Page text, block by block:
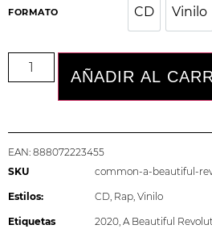
FORMATO CD Vinilo
AÑADIR AL
EAN: 888072223455
SKU
common-a-beautiful-
Estilos: CD, Rap, Vinilo
Etiquetas 2020, A Beautiful